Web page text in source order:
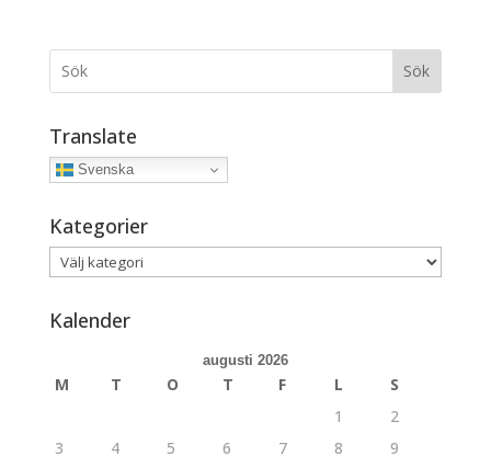
Sök
Translate
Svenska
Kategorier
Kategorier
Kalender
augusti 2026
M T O T F L
S
1
2
3
4 5 6 7 8 9